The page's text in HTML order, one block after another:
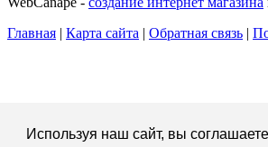
Используя наш сайт, вы
Главная | Карта сайта | Обратная связь |